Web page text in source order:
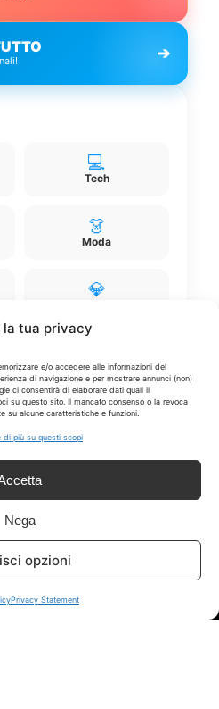
la tua privacy
e/o accedere alle informazioni del
di navigazione e per mostrare annunci (non)
ci consentirà di elaborare dati quali il
su questo sito. Il mancato consenso o la revoca
su alcune caratteristiche e funzioni.
di più su questi scopi
Nega
opzioni
Privacy Statement
➔
💻
Tech
👗
Moda
💎
rispettivi proprietari. Le offerte
verifica sempre le condizioni